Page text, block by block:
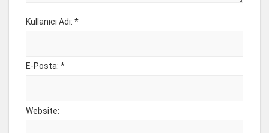
Kullanıcı Adı: *
E-Posta: *
Website: